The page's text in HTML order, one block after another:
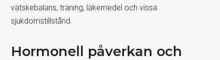
vätskebalans, träning, läkemedel och vissa
sjukdomstillstånd.
Hormonell påverkan och